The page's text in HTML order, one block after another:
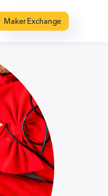
Maker Exchange